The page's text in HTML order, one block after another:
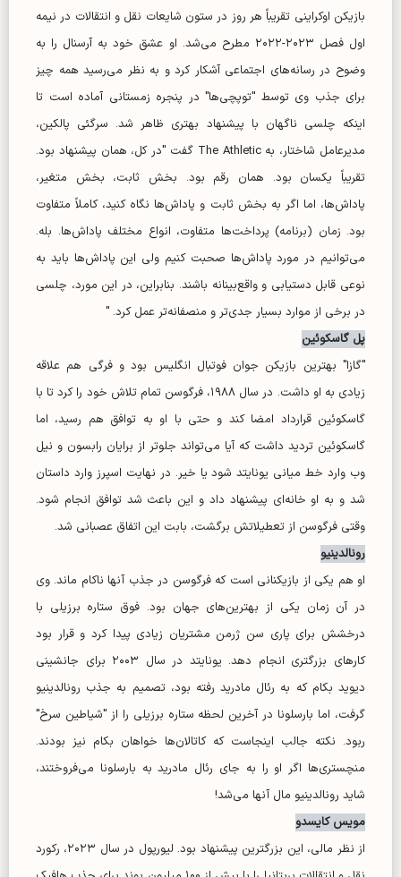
بازیکن اوکراینی تقریباً هر روز در ستون شایعات نقل و انتقالات در نیمه
اول فصل ۲۰۲۳-۲۰۲۲ مطرح می‌شد. او عشق خود به آرسنال را به
وضوح در رسانه‌های اجتماعی آشکار کرد و به نظر می‌رسید همه چیز
برای جذب وی توسط "توپچی‌ها" در پنجره زمستانی آماده است تا
اینکه چلسی ناگهان با پیشنهاد بهتری ظاهر شد. سرگئی پالکین،
مدیرعامل شاختار، به The Athletic گفت "در کل، همان پیشنهاد بود.
تقریباً یکسان بود. همان رقم بود. بخش ثابت، بخش متغیر،
پاداش‌ها، اما اگر به بخش ثابت و پاداش‌ها نگاه کنید، کاملاً متفاوت
بود. زمان (برنامه) پرداخت‌ها متفاوت، انواع مختلف پاداش‌ها. بله.
می‌توانیم در مورد پاداش‌ها صحبت کنیم ولی این پاداش‌ها باید به
نوعی قابل دستیابی و واقع‌بینانه باشند. بنابراین، در این مورد، چلسی
در برخی از موارد بسیار جدی‌تر و منصفانه‌تر عمل کرد. "
پل گاسکوئین
"گازا" بهترین بازیکن جوان فوتبال انگلیس بود و فرگی هم علاقه
زیادی به او داشت. در سال ۱۹۸۸، فرگوسن تمام تلاش خود را کرد تا با
گاسکوئین قرارداد امضا کند و حتی با او به توافق هم رسید، اما
گاسکوئین تردید داشت که آیا می‌تواند جلوتر از برایان رابسون و نیل
وب وارد خط میانی یونایتد شود یا خیر. در نهایت اسپرز وارد داستان
شد و به او خانه‌ای پیشنهاد داد و این باعث شد توافق انجام شود.
وقتی فرگوسن از تعطیلاتش برگشت، بابت این اتفاق عصبانی شد.
رونالدینیو
او هم یکی از بازیکنانی است که فرگوسن در جذب آنها ناکام ماند. وی
در آن زمان یکی از بهترین‌های جهان بود. فوق ستاره برزیلی با
درخشش برای پاری سن ژرمن مشتریان زیادی پیدا کرد و قرار بود
کار‌های بزرگتری انجام دهد. یونایتد در سال ۲۰۰۳ برای جانشینی
دیوید بکام که به رئال مادرید رفته بود، تصمیم به جذب رونالدینیو
گرفت، اما بارسلونا در آخرین لحظه ستاره برزیلی را از "شیاطین سرخ"
ربود. نکته جالب اینجاست که کاتالان‌ها خواهان بکام نیز بودند.
منچستری‌ها اگر او را به جای رئال مادرید به بارسلونا می‌فروختند،
شاید رونالدینیو مال آنها می‌شد!
مویس کایسدو
از نظر مالی، این بزرگترین پیشنهاد بود. لیورپول در سال ۲۰۲۳، رکورد